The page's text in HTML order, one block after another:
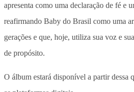
apresenta como uma declaração de fé e
reafirmando Baby do Brasil como uma
gerações e que, hoje, utiliza sua voz e
de propósito.
O álbum estará disponível a partir dessa